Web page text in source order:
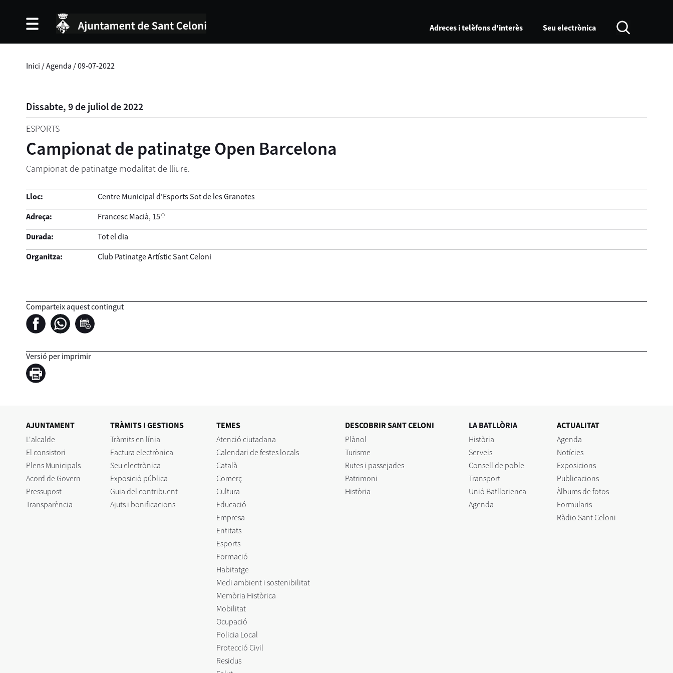
Adreces i telèfons d'interès Seu electrònica
Inici /Agenda /09-07-2022
Dissabte, 9 de juliol de2022
ESPORTS
Campionat de patinatge Open Barcelona
Campionat de patinatge modalitat de lliure.
Lloc:
Centre Municipal d'Esports Sot de les Granotes
Adreça:
Francesc Macià, 15
Durada:
Tot el dia
Organitza:
Club Patinatge Artístic Sant Celoni
Comparteix aquest contingut
Versió per imprimir
AJUNTAMENT
L'alcalde
El consistori
Plens Municipals
Acord de Govern
Pressupost
Transparència
TRÀMITS I GESTIONS
Tràmits en línia
Factura electrònica
Seu electrònica
Exposició pública
Guia del contribuent
Ajuts i bonificacions
TEMES
Atenció ciutadana
Calendari de festes locals
Català
Comerç
Cultura
Educació
Empresa
Entitats
Esports
Formació
Habitatge
Medi ambient i sostenibilitat
Memòria Històrica
Mobilitat
Ocupació
Policia Local
Protecció Civil
Residus
DESCOBRIR SANT CELONI
Plànol
Turisme
Rutes i passejades
Patrimoni
Història
LA BATLLÒRIA
Història
Serveis
Consell de poble
Transport
Unió Batllorienca
Agenda
ACTUALITAT
Agenda
Notícies
Exposicions
Publicacions
Àlbums de fotos
Formularis
Ràdio Sant Celoni